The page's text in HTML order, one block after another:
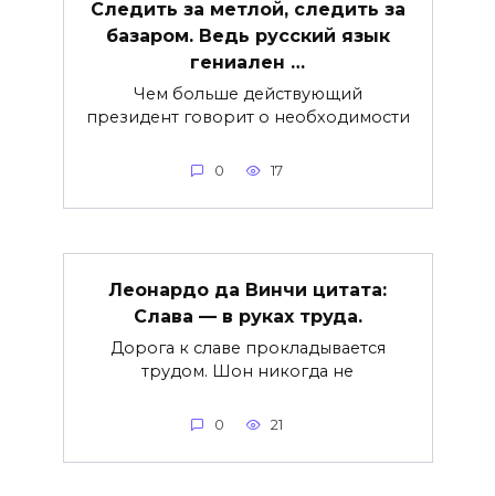
Следить за метлой, следить за
базаром. Ведь русский язык
гениален …
Чем больше действующий
президент говорит о необходимости
0 17
Леонардо да Винчи цитата:
Слава — в руках труда.
Дорога к славе прокладывается
трудом. Шон никогда не
0 21